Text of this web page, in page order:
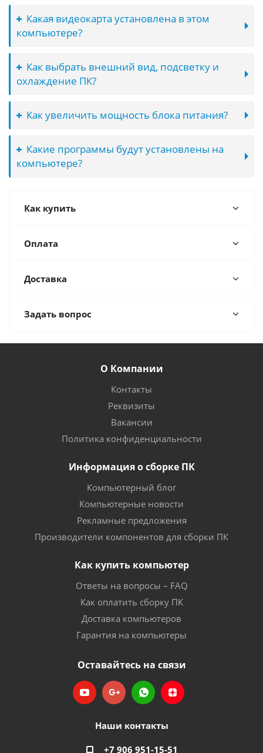
Какая видеокарта установлена в этом
компьютере?
Как выбрать внешний вид, подсветку и
охлаждение ПК?
Как увеличить мощность блока питания?
Какие программы будут установлены на
компьютере?
Как купить
Оплата
Доставка
Задать вопрос
О Компании
Контакты
Реквизиты
Вакансии
Политика конфиденциальности
Информация о сборке ПК
Компьютерный блог
Компьютерные новости
Рекламные предложения
Производители компонентов для сборки ПК
Как купить компьютер
Ответы на вопросы – FAQ
Как оплатить сборку ПК
Доставка компьютеров
Гарантия на компьютеры
Оставайтесь на связи
Наши контакты
+7 906 951-15-51